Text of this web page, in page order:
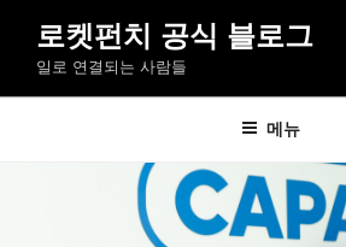
로
로켓펀치 공식 블로그
일로 연결되는 사람들
메뉴